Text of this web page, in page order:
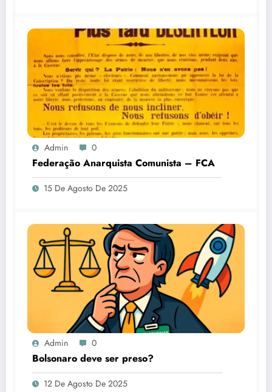
Admin 0
Federação Anarquista Comunista – FCA
15 De Agosto De 2025
Admin 0
Bolsonaro deve ser preso?
12 De Agosto De 2025